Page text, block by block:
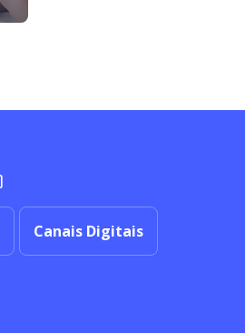
Canais Digitais